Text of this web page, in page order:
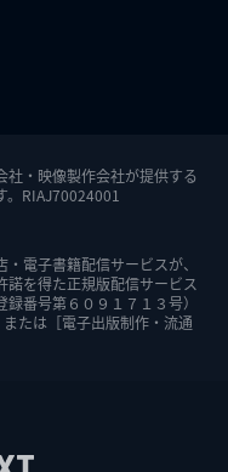
社・映像製作会社が提供する
。RIAJ70024001
電子書籍配信サービスが、
を得た正規版配信サービス
番号第６０９１７１３号）
たは［電子出版制作・流通